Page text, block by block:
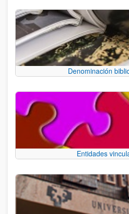
Denominación
Entidades